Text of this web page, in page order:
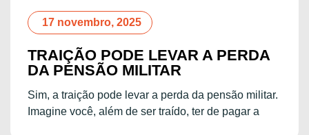
2025
PODE LEVAR A PERDA
MILITAR
pode levar a perda da pensão militar.
além de ser traído, ter de pagar a
STF